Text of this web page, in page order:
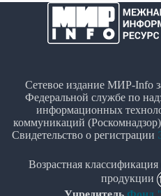
Сетевое издание МИР-Info
Федеральной службе по
информационных
коммуникаций
Свидетельство о регистрации
Возрастная
продукции